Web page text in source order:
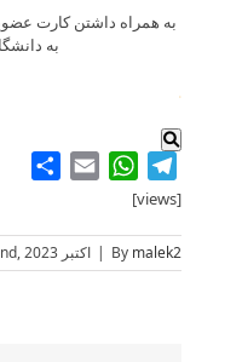
به همراه داشتن کارت
به
.
Telegram
WhatsApp
Email
[views]
By malek2
| اکتبر 22nd, 2023